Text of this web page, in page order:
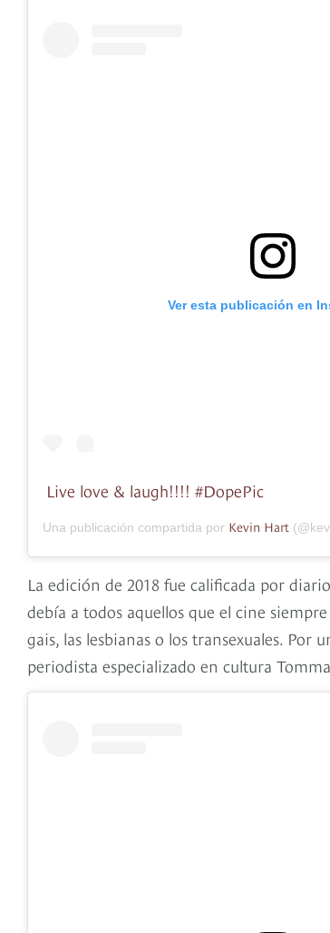
Ver esta publicación en
Live love & laugh!!!! #DopePic
Una publicación compartida por Kevin Hart
La edición de 2018 fue calificada por
debía a todos aquellos que el cine
gais, las lesbianas o los transexuales. Por
periodista especializado en cultura